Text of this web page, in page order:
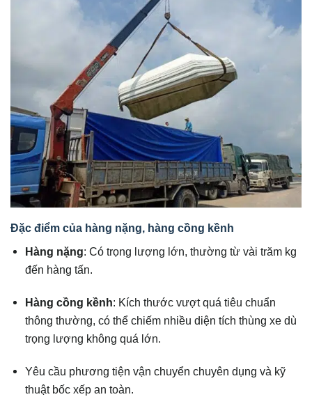
Đặc điểm của hàng nặng, hàng cồng kềnh
Hàng nặng: Có trọng lượng lớn, thường từ vài trăm kg
đến hàng tấn.
Hàng cồng kềnh: Kích thước vượt quá tiêu chuẩn
thông thường, có thể chiếm nhiều diện tích thùng xe dù
trọng lượng không quá lớn.
Yêu cầu phương tiện vận chuyển chuyên dụng và kỹ
thuật bốc xếp an toàn.